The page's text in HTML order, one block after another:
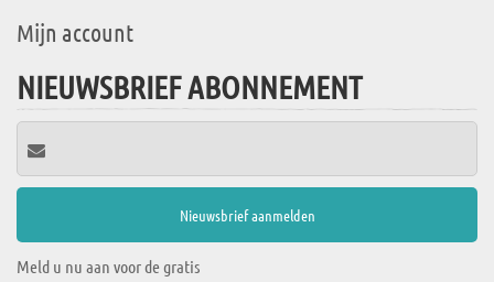
Mijn account
NIEUWSBRIEF ABONNEMENT
Meld u nu aan voor de gratis